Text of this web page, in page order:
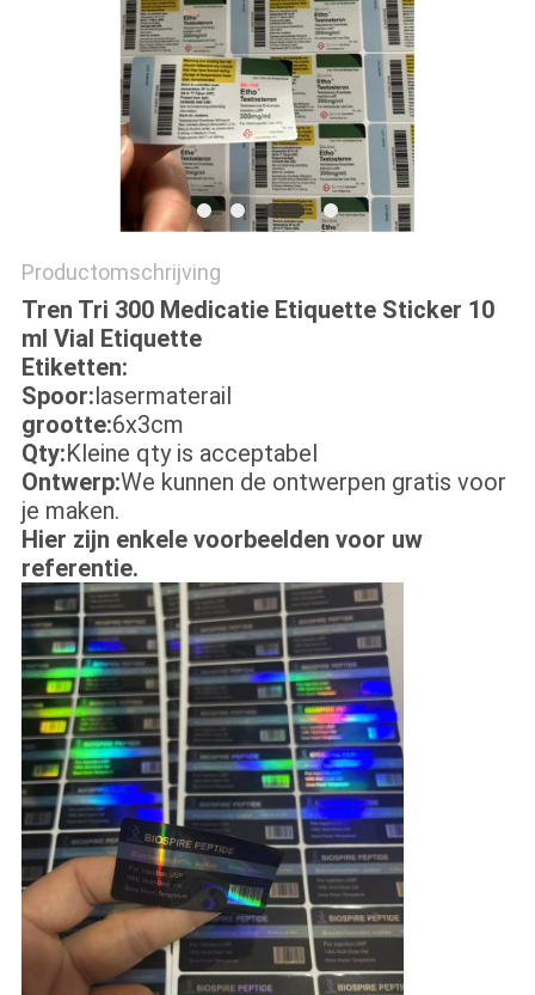
Productomschrijving
Tren Tri 300 Medicatie Etiquette Sticker 10
ml Vial Etiquette
Etiketten:
Spoor: lasermaterail
grootte:6x3cm
Qty:Kleine qty is acceptabel
Ontwerp:We kunnen de ontwerpen gratis voor
je maken.
Hier zijn enkele voorbeelden voor uw
referentie.